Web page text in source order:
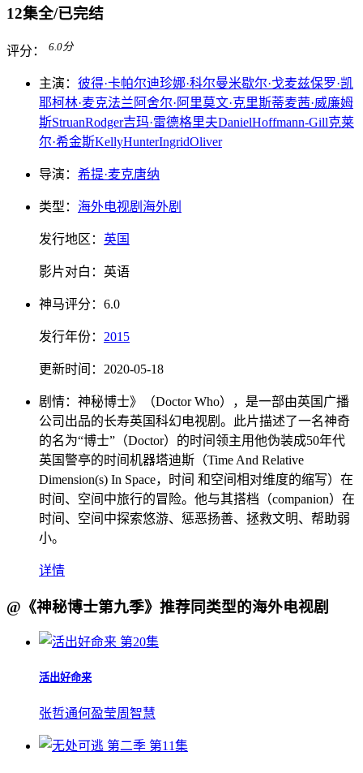
12集全/已完结
评分： 6.0分
主演： 彼得·卡帕尔迪珍娜·科尔曼米歇尔·戈麦兹保罗·凯
耶柯林·麦克法兰 阿舍尔·阿里莫文·克里斯蒂麦茜·威廉姆
斯StruanRodger吉玛·雷德格里夫DanielHoffmann-Gill克莱
尔·希金斯KellyHunterIngridOliver
导演： 希提·麦克唐纳
类型： 海外电视剧 海外剧
发行地区： 英国
影片对白： 英语
神马评分： 6.0
发行年份： 2015
更新时间： 2020-05-18
剧情： 神秘博士》（Doctor Who），是一部由英国广播
公司出品的长寿英国科幻电视剧。此片描述了一名神奇
的名为“博士”（Doctor）的时间领主用他伪装成50年代
英国警亭的时间机器塔迪斯（Time And Relative
Dimension(s) In Space，时间 和空间相对维度的缩写）在
时间、空间中旅行的冒险。他与其搭档（companion）在
时间、空间中探索悠游、惩恶扬善、拯救文明、帮助弱
小。
详情
@《神秘博士第九季》推荐同类型的海外电视剧
第20集
活出好命来
张哲通何盈莹周智慧
第11集